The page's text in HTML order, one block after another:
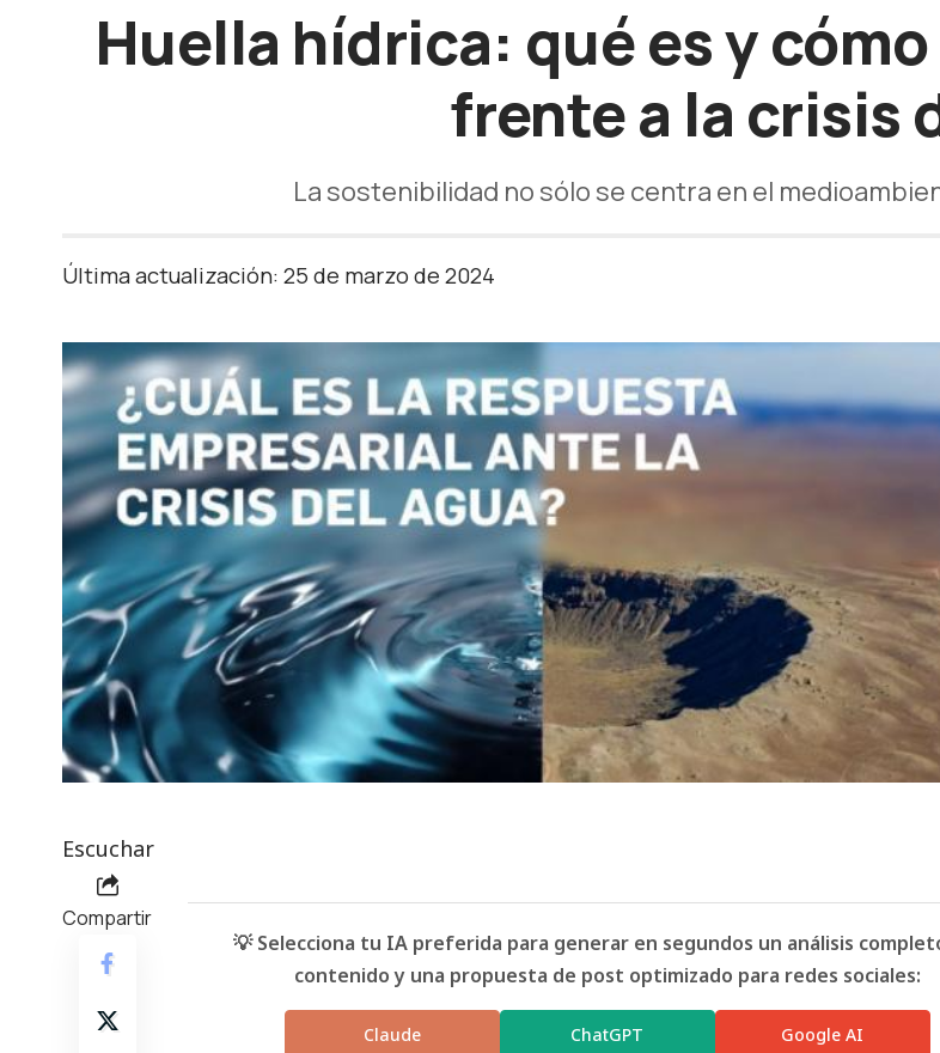
Huella hídrica: qué es y
frente a la crisis
La sostenibilidad no sólo se centra en el
Última actualización: 25 de marzo de 2024
Escuchar
Compartir
💡 Selecciona tu IA preferida para generar en segundos un análisis
contenido y una propuesta de post optimizado para redes sociales:
Claude ChatGPT Google AI